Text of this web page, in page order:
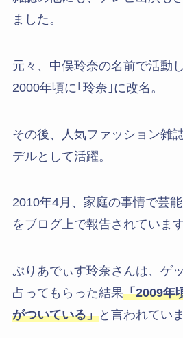
ました。
元々、中俣玲奈の名前で活動
2000年頃に｢玲奈｣に改名。
その後、人気ファッション雑
デルとして活躍。
2010年4月、家庭の事情で芸
をブログ上で報告されています
ぷりあでぃす玲奈さんは、ゲ
占ってもらった結果「2009年
がついている」と言われてい